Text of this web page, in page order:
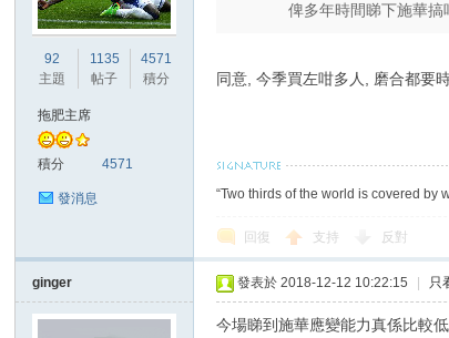
92
主題
1135
帖子
4571
積分
拖肥主席
積分 4571
發消息
俾多年時間睇下施華搞
同意, 今季買左咁多人, 磨合都要
“Two thirds of the world is covered by
回復 支持 反對
ginger 發表於 2018-12-12 10:22:15 只
今場睇到施華應變能力真係比較